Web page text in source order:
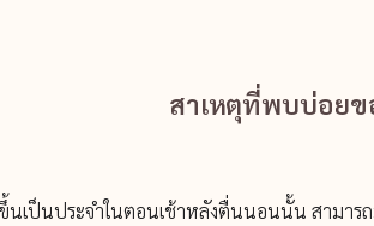
สาเหตุที่พบบ่อยข
นเป็นประจำในตอนเช้าหลังตื่นนอนนั้น สามาร